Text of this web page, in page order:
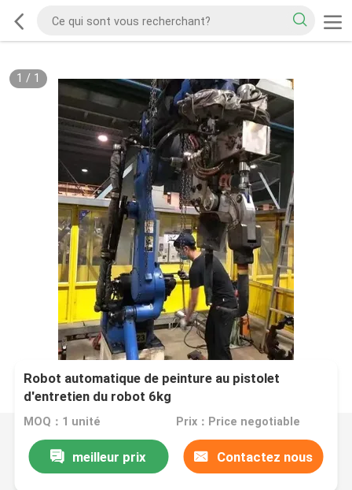
1 / 1
Robot automatique de peinture au pistolet
d'entretien du robot 6kg
MOQ：1 unité Prix：Price negotiable
meilleur prix Contactez nous